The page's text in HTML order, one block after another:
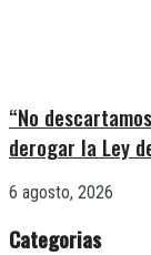
“No
derogar la Ley
6 agosto, 2026
Categorias